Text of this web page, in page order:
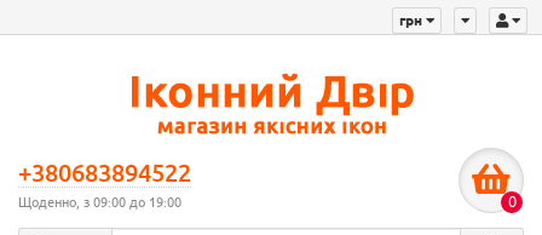
грн
+380683894522
Щоденно, з 09:00 до 19:00 0